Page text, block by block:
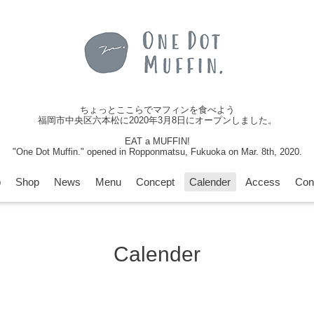
ちょっとここらでマフィンを食べよう
福岡市中央区六本松に2020年3月8日にオープンしました。
EAT a MUFFIN!
"One Dot Muffin." opened in Ropponmatsu, Fukuoka on Mar. 8th, 2020.
Shop News Menu Concept Calender Access
Calender